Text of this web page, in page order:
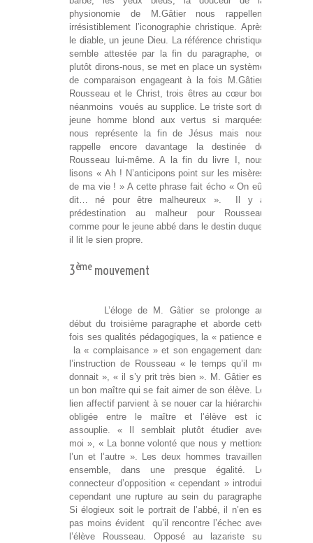
physionomie de M.Gâtier nous rappellent
irrésistiblement l’iconographie christique. Après
le diable, un jeune Dieu. La référence christique
semble attestée par la fin du paragraphe, ou
plutôt dirons-nous, se met en place un système
de comparaison engageant à la fois M.Gâtier,
Rousseau et le Christ, trois êtres au cœur bon
néanmoins voués au supplice. Le triste sort du
jeune homme blond aux vertus si marquées
nous représente la fin de Jésus mais nous
rappelle encore davantage la destinée de
Rousseau lui-même. A la fin du livre I, nous
lisons « Ah ! N’anticipons point sur les misères
de ma vie ! » A cette phrase fait écho « On eût
dit… né pour être malheureux ». Il y a
prédestination au malheur pour Rousseau
comme pour le jeune abbé dans le destin duquel
il lit le sien propre.
3èmemouvement
L’éloge de M. Gâtier se prolonge au
début du troisième paragraphe et aborde cette
fois ses qualités pédagogiques, la « patience et
la « complaisance » et son engagement dans
l’instruction de Rousseau « le temps qu’il me
donnait », « il s’y prit très bien ». M. Gâtier est
un bon maître qui se fait aimer de son élève. Le
lien affectif parvient à se nouer car la hiérarchie
obligée entre le maître et l’élève est ici
assouplie. « Il semblait plutôt étudier avec
moi », « La bonne volonté que nous y mettions
l’un et l’autre ». Les deux hommes travaillent
ensemble, dans une presque égalité. Le
connecteur d’opposition « cependant » introduit
cependant une rupture au sein du paragraphe.
Si élogieux soit le portrait de l’abbé, il n’en est
pas moins évident qu’il rencontre l’échec avec
l’élève Rousseau. Opposé au lazariste sur